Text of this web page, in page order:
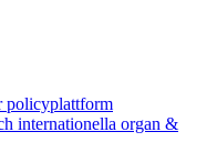
policyplattform
internationella organ &